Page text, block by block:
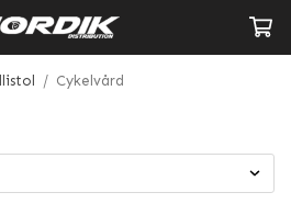
/ Cykelvård